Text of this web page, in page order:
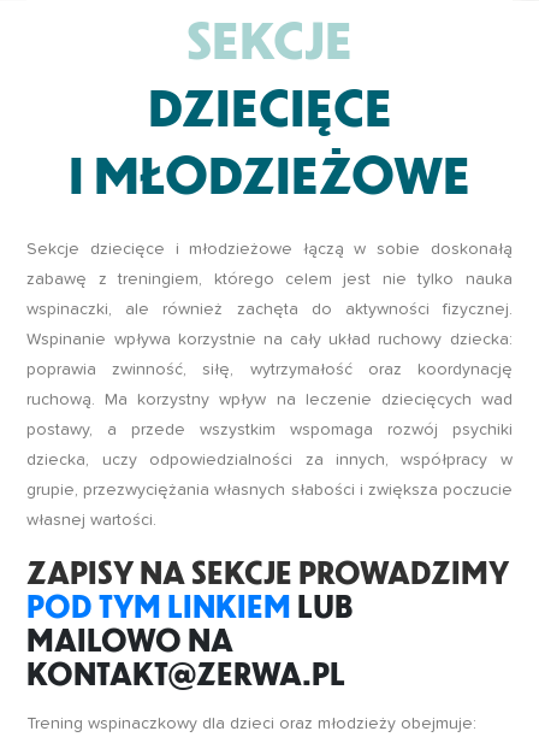
SEKCJE
DZIECIĘCE
I MŁODZIEŻOWE
Sekcje dziecięce i młodzieżowe łączą w sobie doskonałą
zabawę z treningiem, którego celem jest nie tylko nauka
wspinaczki, ale również zachęta do aktywności fizycznej.
Wspinanie wpływa korzystnie na cały układ ruchowy dziecka:
poprawia zwinność, siłę, wytrzymałość oraz koordynację
ruchową. Ma korzystny wpływ na leczenie dziecięcych wad
postawy, a przede wszystkim wspomaga rozwój psychiki
dziecka, uczy odpowiedzialności za innych, współpracy w
grupie, przezwyciężania własnych słabości i zwiększa poczucie
własnej wartości.
ZAPISY NA SEKCJE PROWADZIMY
POD TYM LINKIEM LUB
MAILOWO NA
KONTAKT@ZERWA.PL
Trening wspinaczkowy dla dzieci oraz młodzieży obejmuje: